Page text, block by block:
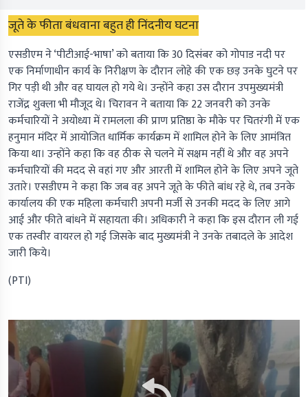
जूते के फीता बंधवाना बहुत ही निंदनीय घटना
एसडीएम ने ‘पीटीआई-भाषा’ को बताया कि 30 दिसंबर को गोपाड नदी पर
एक निर्माणाधीन कार्य के निरीक्षण के दौरान लोहे की एक छड़ उनके घुटने पर
गिर पड़ी थी और वह घायल हो गये थे। उन्होंने कहा उस दौरान उपमुख्यमंत्री
राजेंद्र शुक्ला भी मौजूद थे। चिरावन ने बताया कि 22 जनवरी को उनके
कर्मचारियों ने अयोध्या में रामलला की प्राण प्रतिष्ठा के मौके पर चितरंगी में एक
हनुमान मंदिर में आयोजित धार्मिक कार्यक्रम में शामिल होने के लिए आमंत्रित
किया था। उन्होंने कहा कि वह ठीक से चलने में सक्षम नहीं थे और वह अपने
कर्मचारियों की मदद से वहां गए और आरती में शामिल होने के लिए अपने जूते
उतारे। एसडीएम ने कहा कि जब वह अपने जूते के फीते बांध रहे थे, तब उनके
कार्यालय की एक महिला कर्मचारी अपनी मर्जी से उनकी मदद के लिए आगे
आई और फीते बांधने में सहायता की। अधिकारी ने कहा कि इस दौरान ली गई
एक तस्वीर वायरल हो गई जिसके बाद मुख्यमंत्री ने उनके तबादले के आदेश
जारी किये।
(PTI)